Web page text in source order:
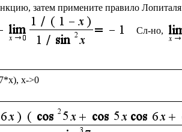
затем примените правило Лопиталя
Сл-но,